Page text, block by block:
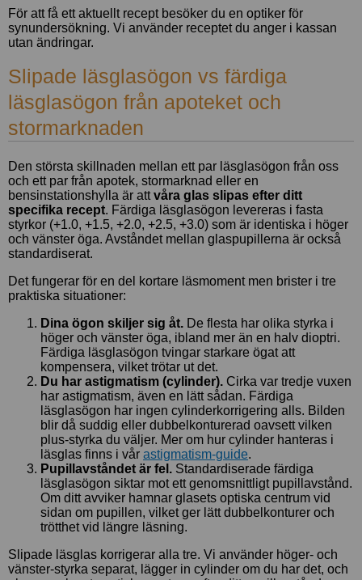
Ögonmigrän
För att få ett aktuellt recept besöker du en optiker för
synundersökning. Vi använder receptet du anger i kassan
utan ändringar.
Slipade läsglasögon vs färdiga
läsglasögon från apoteket och
stormarknaden
Den största skillnaden mellan ett par läsglasögon från oss
och ett par från apotek, stormarknad eller en
bensinstationshylla är attvåra glas slipas efter ditt
specifika recept. Färdiga läsglasögon levereras i fasta
styrkor (+1.0, +1.5, +2.0, +2.5, +3.0) som är identiska i höger
och vänster öga. Avståndet mellan glaspupillerna är också
standardiserat.
Det fungerar för en del kortare läsmoment men brister i tre
praktiska situationer:
Dina ögon skiljer sig åt. De flesta har olika styrka i
höger och vänster öga, ibland mer än en halv dioptri.
Färdiga läsglasögon tvingar starkare ögat att
kompensera, vilket trötar ut det.
Du har astigmatism (cylinder). Cirka var tredje vuxen
har astigmatism, även en lätt sådan. Färdiga
läsglasögon har ingen cylinderkorrigering alls. Bilden
blir då suddig eller dubbelkonturerad oavsett vilken
plus-styrka du väljer. Mer om hur cylinder hanteras i
läsglas finns i vår astigmatism-guide.
Pupillavståndet är fel. Standardiserade färdiga
läsglasögon siktar mot ett genomsnittligt pupillavstånd.
Om ditt avviker hamnar glasets optiska centrum vid
sidan om pupillen, vilket ger lätt dubbelkonturer och
trötthet vid längre läsning.
Slipade läsglas korrigerar alla tre. Vi använder höger- och
vänster-styrka separat, lägger in cylinder om du har det, och